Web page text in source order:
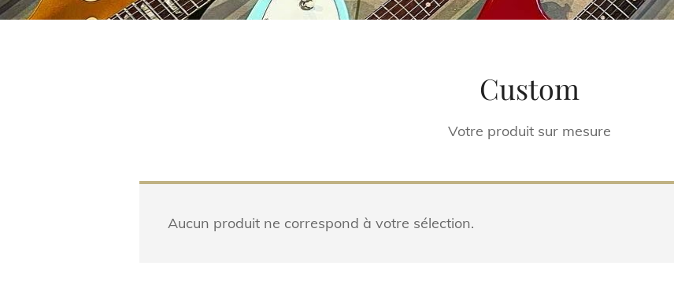
Custom
Votre produit sur mesure
Aucun produit ne correspond à votre sélection.